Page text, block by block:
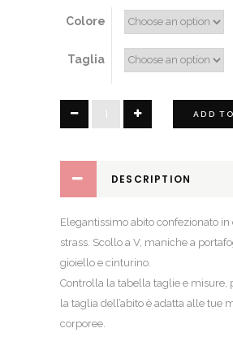
Colore
Taglia
quantity
ADD
DESCRIPTION
Elegantissimo abito confezionato in
strass. Scollo a V, maniche a
gioiello e cinturino.
Controlla la tabella taglie e misure,
la taglia dell’abito è adatta alle tue
corporee.